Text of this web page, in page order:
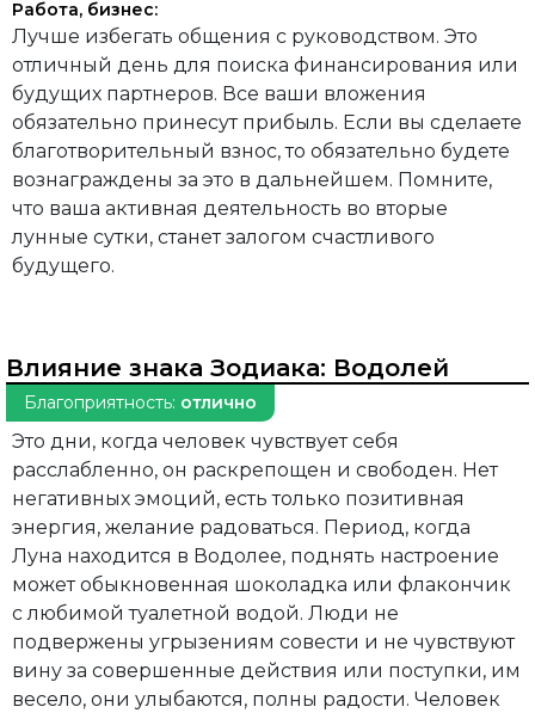
Работа, бизнес:
Лучше избегать общения с руководством. Это
отличный день для поиска финансирования или
будущих партнеров. Все ваши вложения
обязательно принесут прибыль. Если вы сделаете
благотворительный взнос, то обязательно будете
вознаграждены за это в дальнейшем. Помните,
что ваша активная деятельность во вторые
лунные сутки, станет залогом счастливого
будущего.
Влияние знака Зодиака: Водолей
Благоприятность: отлично
Это дни, когда человек чувствует себя
расслабленно, он раскрепощен и свободен. Нет
негативных эмоций, есть только позитивная
энергия, желание радоваться. Период, когда
Луна находится в Водолее, поднять настроение
может обыкновенная шоколадка или флакончик
с любимой туалетной водой. Люди не
подвержены угрызениям совести и не чувствуют
вину за совершенные действия или поступки, им
весело, они улыбаются, полны радости. Человек